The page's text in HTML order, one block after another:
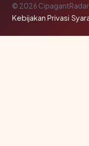
© 2026
Kebijakan Privasi·